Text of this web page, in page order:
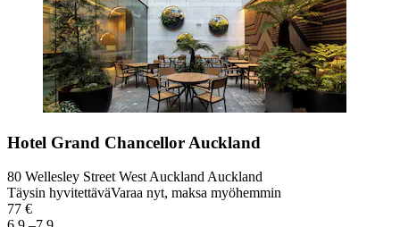
Hotel Grand Chancellor Auckland
80 Wellesley Street West Auckland Auckland
Täysin hyvitettäväVaraa nyt, maksa myöhemmin
77 €